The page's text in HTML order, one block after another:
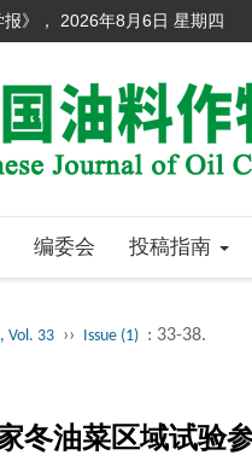
》， 2026年8月6日 星期四
编委会 投稿指南
Vol. 33 ›› Issue (1) : 33-38.
冬油菜区域试验